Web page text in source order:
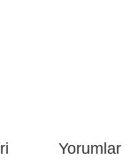
Yorumlar